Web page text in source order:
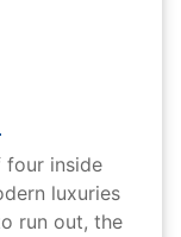
four inside
luxuries
run out, the